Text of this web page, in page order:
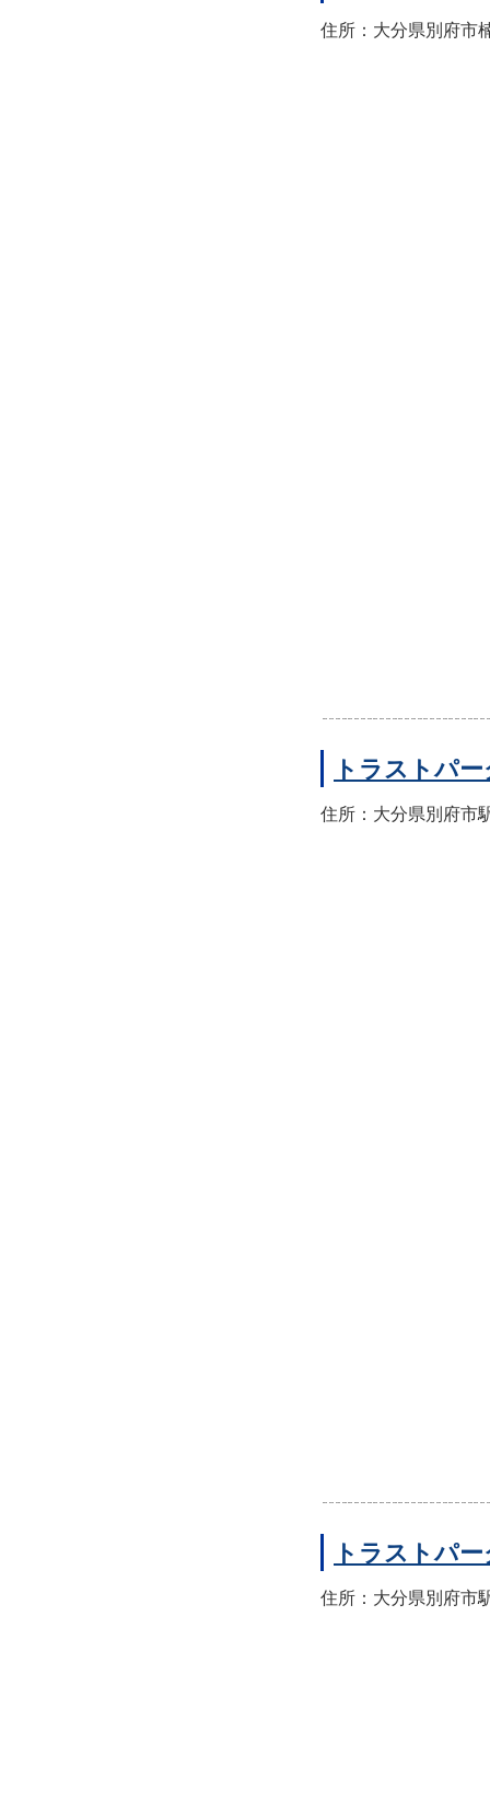
住所：大分県別府市
トラストパ
住所：大分県別府市
トラストパ
住所：大分県別府市